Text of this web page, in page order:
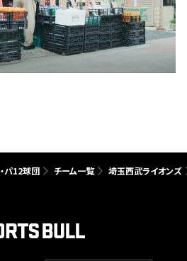
パ12球団 チーム一覧 埼玉西武ライオンズ